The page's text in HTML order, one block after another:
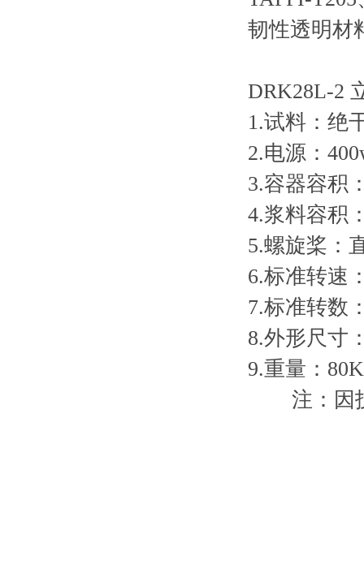
韧性透明材
DRK28L-2
1.试料：绝
2.电源：
3.容器容积
4.浆料容积
5.螺旋桨：
6.标准转速
7.标准转数
8.外形尺寸
9.重量：
注：因